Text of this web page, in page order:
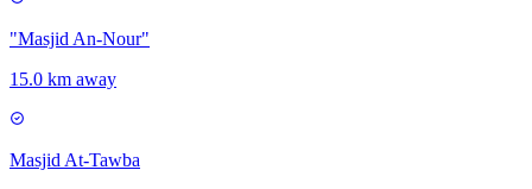
"Masjid An-Nour"
15.0 km away
Masjid At-Tawba